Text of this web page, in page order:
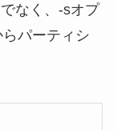
なく、-sオプ
パーティシ